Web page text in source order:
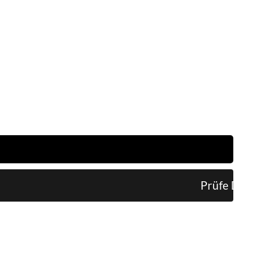
Prüfe Daten...